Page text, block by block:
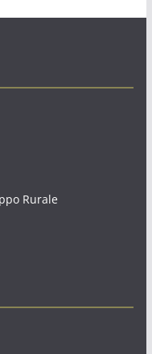
Rurale